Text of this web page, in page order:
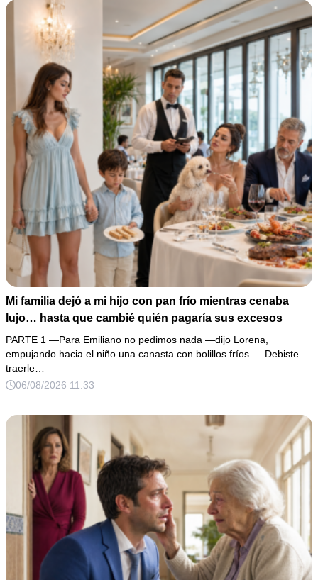
Mi familia dejó a mi hijo con pan frío mientras cenaba
lujo… hasta que cambié quién pagaría sus excesos
PARTE 1 —Para Emiliano no pedimos nada —dijo Lorena,
empujando hacia el niño una canasta con bolillos fríos—. Debiste
traerle…
06/08/2026 11:33